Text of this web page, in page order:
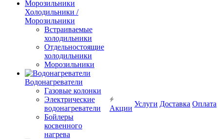
Холодильники /
Морозильники
Встраиваемые
холодильники
Отдельностоящие
холодильники
Морозильники
Водонагреватели
Газовые колонки
Электрические
водонагреватели
Бойлеры
косвенного
нагрева
Акции
Услуги Доставка Оплата